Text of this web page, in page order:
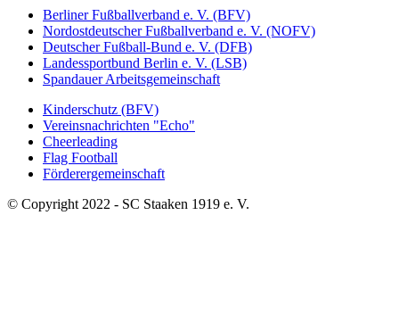
Berliner Fußballverband e. V. (BFV)
Nordostdeutscher Fußballverband e. V. (NOFV)
Deutscher Fußball-Bund e. V. (DFB)
Landessportbund Berlin e. V. (LSB)
Spandauer Arbeitsgemeinschaft
Kinderschutz (BFV)
Vereinsnachrichten "Echo"
Cheerleading
Flag Football
Förderergemeinschaft
© Copyright 2022 - SC Staaken 1919 e. V.